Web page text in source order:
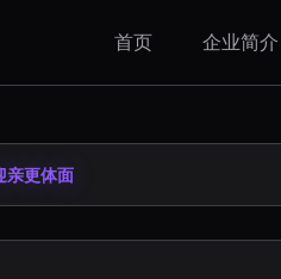
首页 企业简介
亲更体面